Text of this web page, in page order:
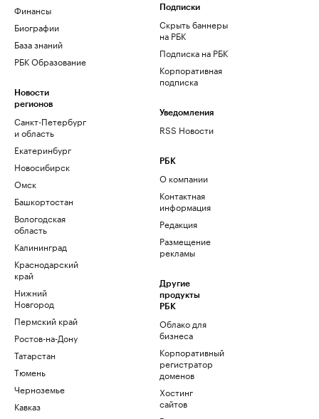
Финансы
Биографии
База знаний
РБК Образование
Новости
регионов
Санкт-Петербург
и область
Екатеринбург
Новосибирск
Омск
Башкортостан
Вологодская
область
Калининград
Краснодарский
край
Нижний
Новгород
Пермский край
Ростов-на-Дону
Татарстан
Тюмень
Черноземье
Кавказ
Подписки
Скрыть баннеры
на РБК
Подписка на РБК
Корпоративная
подписка
Уведомления
RSS Новости
РБК
О компании
Контактная
информация
Редакция
Размещение
рекламы
Другие
продукты
РБК
Облако для
бизнеса
Корпоративный
регистратор
доменов
Хостинг
сайтов